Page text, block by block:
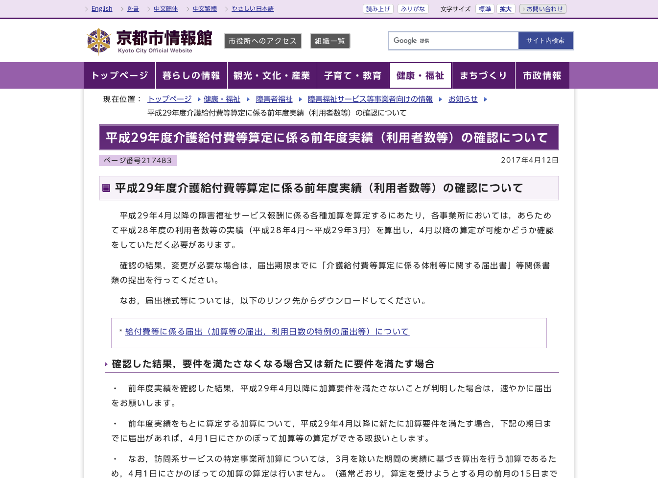
English 한글 中文簡体 中文繁體 やさしい日本語 読み上げ ふりがな 文字サイズ 標準 拡大 お問い合わせ
市役所へのアクセス 組織一覧
トップページ 暮らしの情報 観光・文化・産業 子育て・教育 健康・福祉 まちづくり 市政情報
現在位置： トップページ 健康・福祉 障害者福祉 障害福祉サービス等事業者向けの情報
お知らせ
平成29年度介護給付費等算定に係る前年度実績（利用者数等）の確認について
平成29年度介護給付費等算定に係る前年度実績（利用者数等）の確認について
ページ番号217483 2017年4月12日
平成29年度介護給付費等算定に係る前年度実績（利用者数等）の確認について
平成29年4月以降の障害福祉サービス報酬に係る各種加算を算定するにあたり，各事業所においては，あらため
て平成28年度の利用者数等の実績（平成28年4月～平成29年3月）を算出し，4月以降の算定が可能かどうか確認
をしていただく必要があります。
確認の結果，変更が必要な場合は，届出期限までに「介護給付費等算定に係る体制等に関する届出書」等関係書
類の提出を行ってください。
なお，届出様式等については，以下のリンク先からダウンロードしてください。
給付費等に係る届出（加算等の届出，利用日数の特例の届出等）について
確認した結果，要件を満たさなくなる場合又は新たに要件を満たす場合
・ 前年度実績を確認した結果，平成29年4月以降に加算要件を満たさないことが判明した場合は，速やかに届出
をお願いします。
・ 前年度実績をもとに算定する加算について，平成29年4月以降に新たに加算要件を満たす場合，下記の期日ま
でに届出があれば，4月1日にさかのぼって加算等の算定ができる取扱いとします。
・ なお，訪問系サービスの特定事業所加算については，3月を除いた期間の実績に基づき算出を行う加算であるた
め，4月1日にさかのぼっての加算の算定は行いません。（通常どおり，算定を受けようとする月の前月の15日まで